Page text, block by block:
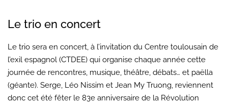
Le trio en concert
Le trio sera en concert, à l’invitation du Centre toulousain de
l’exil espagnol (CTDEE) qui organise chaque année cette
journée de rencontres, musique, théâtre, débats… et paëlla
(géante). Serge, Léo Nissim et Jean My Truong, reviennent
donc cet été fêter le 83e anniversaire de la Révolution